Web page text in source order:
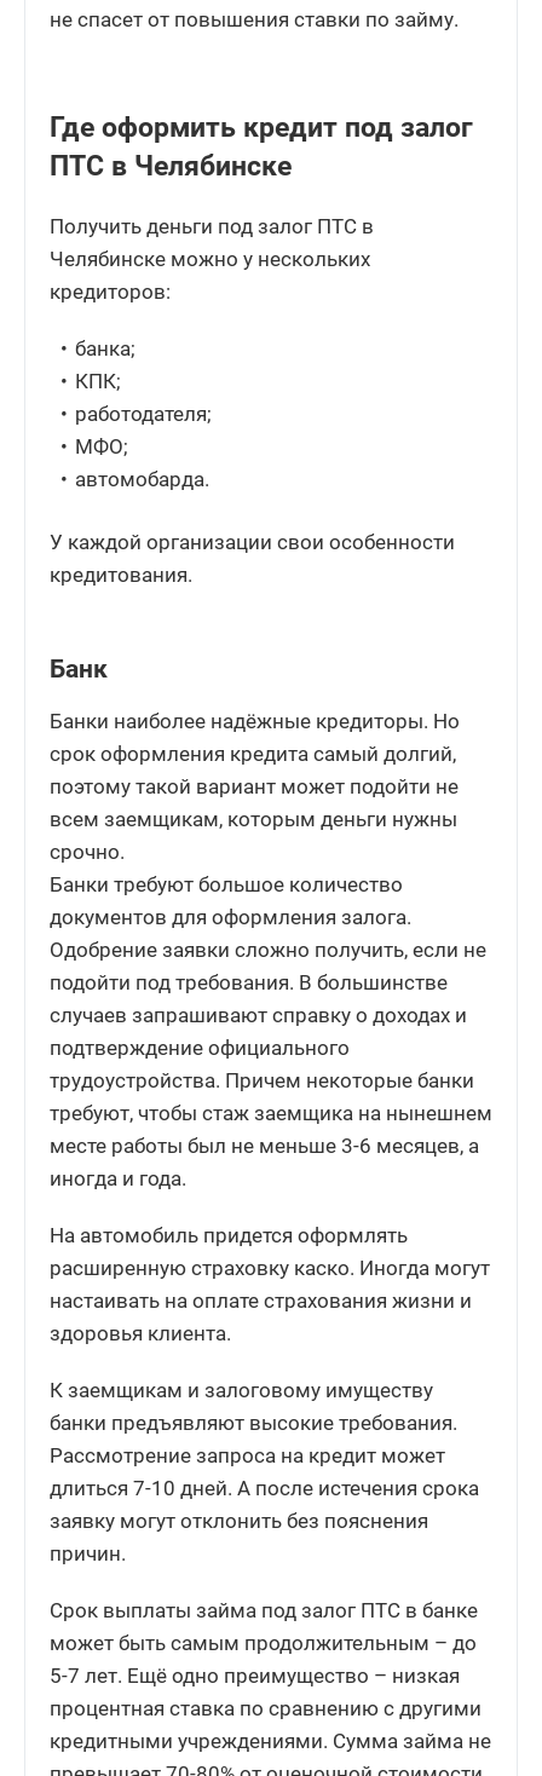
не спасет от повышения ставки по займу.
Где оформить кредит под залог
ПТС в Челябинске
Получить деньги под залог ПТС в
Челябинске можно у нескольких
кредиторов:
банка;
КПК;
работодателя;
МФО;
автомобарда.
У каждой организации свои особенности
кредитования.
Банк
Банки наиболее надёжные кредиторы. Но
срок оформления кредита самый долгий,
поэтому такой вариант может подойти не
всем заемщикам, которым деньги нужны
срочно.
Банки требуют большое количество
документов для оформления залога.
Одобрение заявки сложно получить, если не
подойти под требования. В большинстве
случаев запрашивают справку о доходах и
подтверждение официального
трудоустройства. Причем некоторые банки
требуют, чтобы стаж заемщика на нынешнем
месте работы был не меньше 3-6 месяцев, а
иногда и года.
На автомобиль придется оформлять
расширенную страховку каско. Иногда могут
настаивать на оплате страхования жизни и
здоровья клиента.
К заемщикам и залоговому имуществу
банки предъявляют высокие требования.
Рассмотрение запроса на кредит может
длиться 7-10 дней. А после истечения срока
заявку могут отклонить без пояснения
причин.
Срок выплаты займа под залог ПТС в банке
может быть самым продолжительным – до
5-7 лет. Ещё одно преимущество – низкая
процентная ставка по сравнению с другими
кредитными учреждениями. Сумма займа не